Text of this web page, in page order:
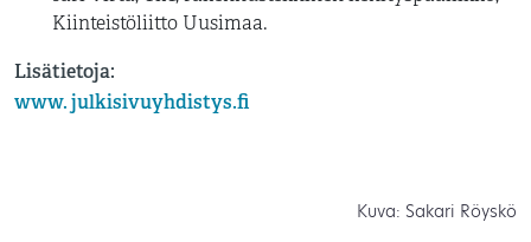
Kiinteistöliitto Uusimaa.
Lisätietoja:
www. julkisivuyhdistys.fi
Kuva: Sakari Röyskö